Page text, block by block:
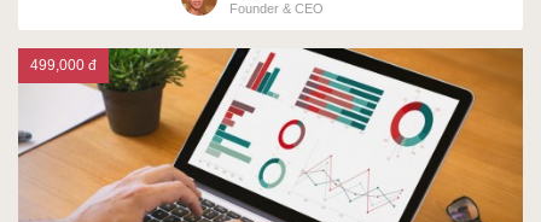
Founder & CEO
499,000 đ